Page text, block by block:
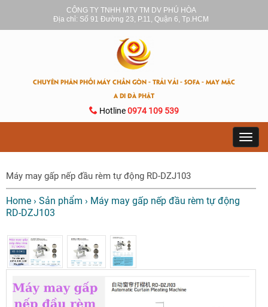
CÔNG TY TNHH MTV TM DV PHÚ HÒA
Địa chỉ: Số 91 Đường 23, P.11, Quận 6, Tp.HCM
CHUYÊN PHÂN PHỐI MÁY CHẦN GÒN - TRẢI VẢI - SOFA - MAY MẶC
A DI ĐÀ PHẬT
Hotline0974 109 539
Máy may gấp nếp đầu rèm tự động RD-DZJ103
Home › Sản phẩm › Máy may gấp nếp đầu rèm tự động
RD-DZJ103